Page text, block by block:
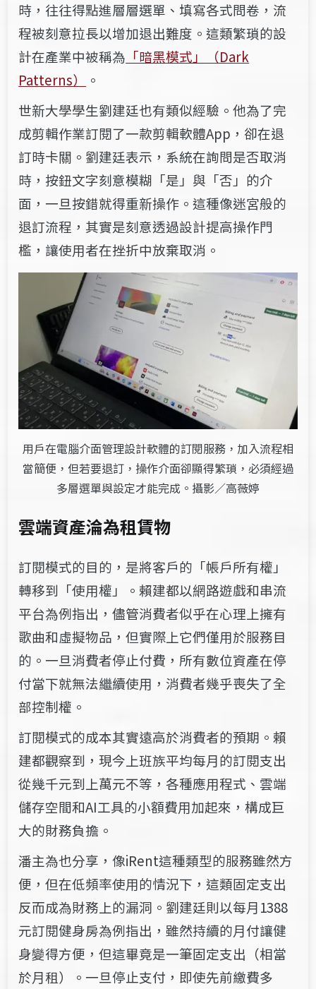
時，往往得點進層層選單、填寫各式問卷，流
程被刻意拉長以增加退出難度。這類繁瑣的設
計在產業中被稱為 「暗黑模式」（Dark
Patterns）
。
世新大學學生劉建廷也有類似經驗。他為了完
成剪輯作業訂閱了一款剪輯軟體App，卻在退
訂時卡關。劉建廷表示，系統在詢問是否取消
時，按鈕文字刻意模糊「是」與「否」的介
面，一旦按錯就得重新操作。這種像迷宮般的
退訂流程，其實是刻意透過設計提高操作門
檻，讓使用者在挫折中放棄取消。
用戶在電腦介面管理設計軟體的訂閱服務，加入流程相
當簡便，但若要退訂，操作介面卻顯得繁瑣，必須經過
多層選單與設定才能完成。攝影／高薇婷
雲端資產淪為租賃物
訂閱模式的目的，是將客戶的「帳戶所有權」
轉移到「使用權」。賴建都以網路遊戲和串流
平台為例指出，儘管消費者似乎在心理上擁有
歌曲和虛擬物品，但實際上它們僅用於服務目
的。一旦消費者停止付費， 所有數位資產在停
付當下就無法繼續使用，消費者幾乎喪失了全
部控制權 。
訂閱模式的成本其實遠高於消費者的預期。賴
建都觀察到，現今上班族平均每月的訂閱支出
從幾千元到上萬元不等，各種應用程式、雲端
儲存空間和AI工具的小額費用加起來，構成巨
大的財務負擔。
潘主為也分享，像iRent這種類型的服務雖然方
便，但在低頻率使用的情況下，這類固定支出
反而成為財務上的漏洞。劉建廷則以每月1388
元訂閱健身房為例指出，雖然持續的月付讓健
身變得方便，但這畢竟是一筆固定支出（相當
於月租）。一旦停止支付，即使先前繳費多